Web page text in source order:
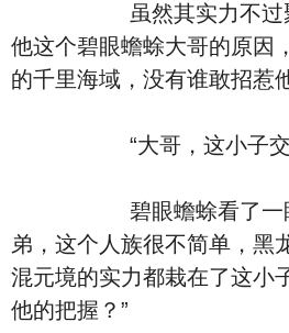
虽然其实力不过聚
他这个碧眼蟾蜍大哥的原因
的千里海域，没有谁敢招惹
“大哥，这小子交给
碧眼蟾蜍看了一眼
弟，这个人族很不简单，黑
混元境的实力都栽在了这小
他的把握？”